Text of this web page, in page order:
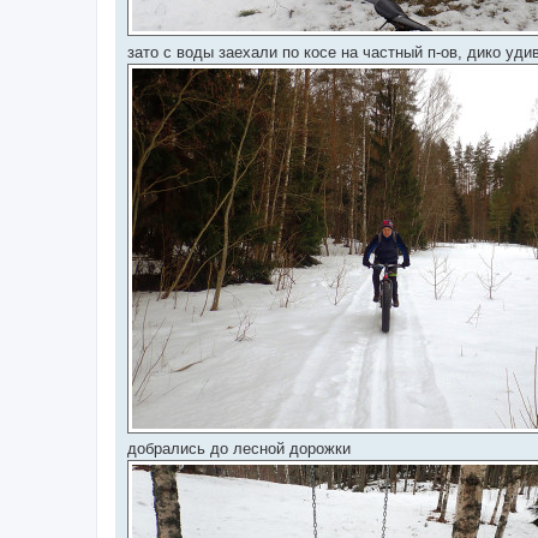
зато с воды заехали по косе на частный п-ов, дико
добрались до лесной дорожки